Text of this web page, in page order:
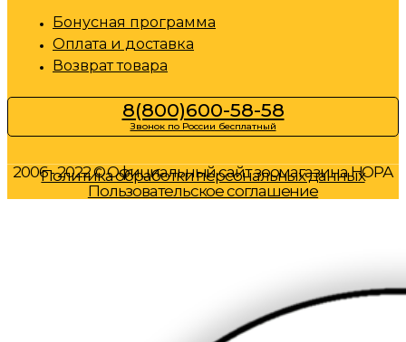
Бонусная программа
Оплата и доставка
Возврат товара
8(800)600-58-58
Звонок по России бесплатный
2006 - 2022 © Официальный сайт зоомагазина НОРА
Политика обработки персональных данных
Пользовательское соглашение